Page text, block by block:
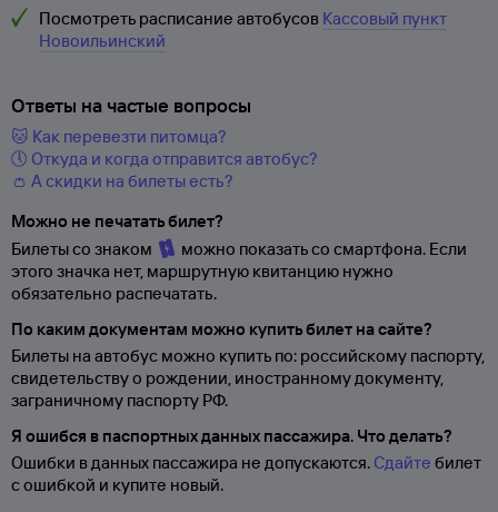
Посмотреть расписание автобусов Кассовый пункт
Новоильинский
Ответы на частые вопросы
🐱 Как перевезти питомца?
🕔 Откуда и когда отправится автобус?
👛 А скидки на билеты есть?
Можно не печатать билет?
Билеты со знаком
можно показать со смартфона. Если
этого значка нет, маршрутную квитанцию нужно
обязательно распечатать.
По каким документам можно купить билет на сайте?
Билеты на автобус можно купить по: российскому паспорту,
свидетельству о рождении, иностранному документу,
заграничному паспорту РФ.
Я ошибся в паспортных данных пассажира. Что делать?
Ошибки в данных пассажира не допускаются. Сдайте билет
с ошибкой и купите новый.